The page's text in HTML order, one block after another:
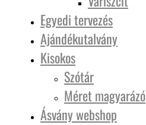
Egyedi tervezés
Ajándékutalvány
Kisokos
Szótár
Méret magyarázó
Ásvány webshop